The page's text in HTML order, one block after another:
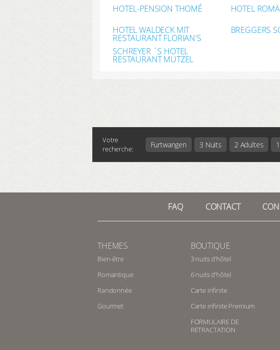
HOTEL-PENSION THOMÉ
HOTEL
HOTEL WALDECK MIT
RESTAURANT FLORIAN'S
BREGGERS
SCHREYER ´S HOTEL
RESTAURANT MUTZEL
Votre
recherche:
Furtwangen 3 Nuits 2 Adultes
FAQ CONTACT
THEMES
Bien-être
Romantique
Randonnée
Gourmet
BOUTIQUE
3 nuits d’hôtel
6 nuits d’hôtel
Carte infinite
Carte infinite Premium
FORMULAIRE DE
RETRACTATION